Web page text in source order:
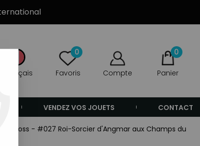
Français
0
Favoris Compte
0
Panier
VENDEZ VOS JOUETS CONTACT
- #027 Roi-Sorcier d'Angmar aux Champs du